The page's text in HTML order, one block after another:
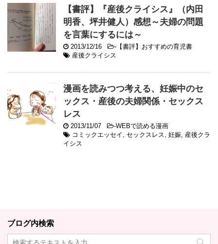
【書評】『産後クライシス』（内田
明香、坪井健人）感想～夫婦の問題
を言葉にするには～
2013/12/16 - 【書評】おすすめの育児書
産後クライシス
漫画を読みつつ考える、妊娠中のセ
ックス・産後の夫婦関係・セックス
レス
2013/11/07 -WEBで読める漫画
コミックエッセイ , セックスレス, 妊娠, 産後クラ
イシス
ブログ内検索